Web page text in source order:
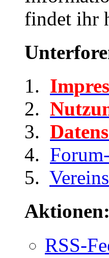
findet ihr
Aktionen:
RSS-